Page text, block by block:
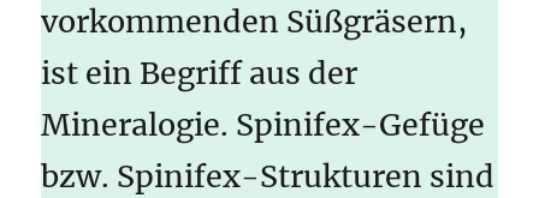
vorkommenden Süßgräsern,
ist ein Begriff aus der
Mineralogie. Spinifex-Gefüge
bzw. Spinifex-Strukturen sind